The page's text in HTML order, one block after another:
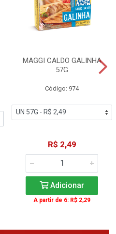
MAGGI CALDO GALINHA
57G
Código: 974
R$ 2,49
Adicionar
A partir de 6: R$ 2,29